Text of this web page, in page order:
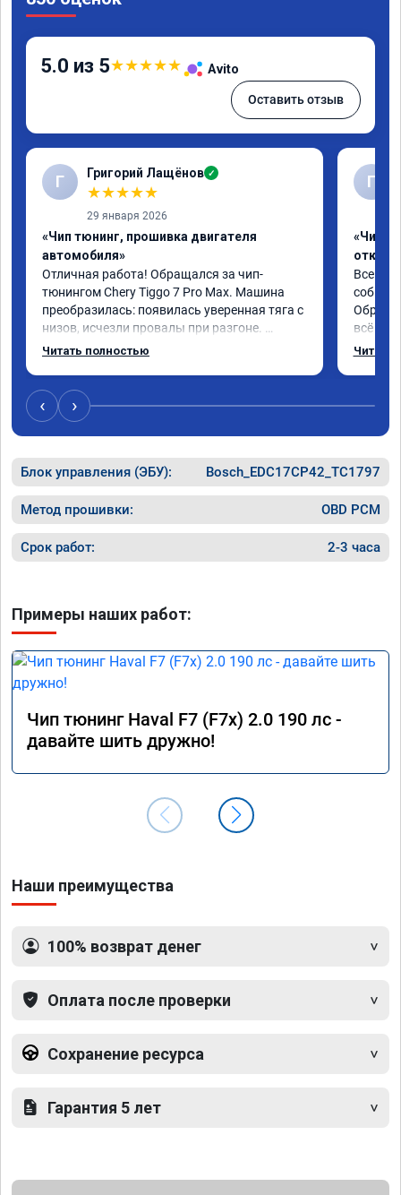
5.0 из 5★★★★★ Avito
Оставить отзыв
Г Григорий Лащёнов ✓
★★★★★
29 января 2026
«Чип тюнинг, прошивка двигателя
автомобиля»
Отличная работа! Обращался за чип-
тюнингом Chery Tiggo 7 Pro Max. Машина
преобразилась: появилась уверенная тяга с
низов, исчезли провалы при разгоне.
Расход в спокойном режиме даже немного
всем, кто сомневается.
Читать полностью
Г
«Чип
Всем
всё в
Читать
‹ ›
Блок управления (ЭБУ): Bosch_EDC17CP42_TC1797
Метод прошивки: OBD PCM
Срок работ: 2-3 часа
Примеры наших работ:
Чип тюнинг Haval F7 (F7x) 2.0 190 лс -
давайте шить дружно!
Наши преимущества
100% возврат денег
Оплата после проверки
Сохранение ресурса
Гарантия 5 лет